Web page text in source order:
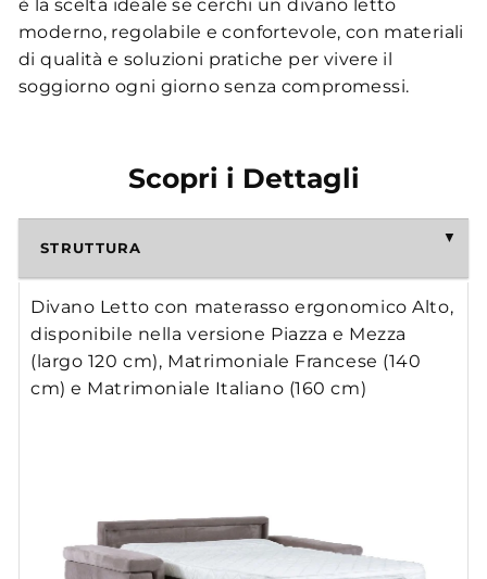
è la scelta ideale se cerchi un divano letto
moderno, regolabile e confortevole, con materiali
di qualità e soluzioni pratiche per vivere il
soggiorno ogni giorno senza compromessi.
Scopri i Dettagli
STRUTTURA
Divano Letto con materasso ergonomico Alto,
disponibile nella versione Piazza e Mezza
(largo 120 cm), Matrimoniale Francese (140
cm) e Matrimoniale Italiano (160 cm)